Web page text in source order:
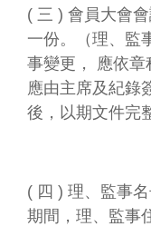
( 三 ) 會員大會
一份。（理、監
事變更， 應依章
應由主席及紀錄
後，以期文件完
( 四 ) 理、監事
期間，理、監事